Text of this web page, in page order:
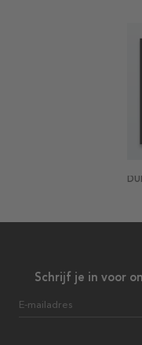
Schrijf je in voor
E-mailadres